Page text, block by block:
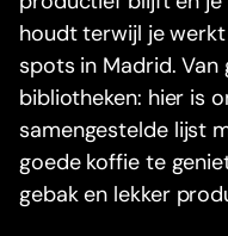
houdt terwijl je
spots in Madrid.
bibliotheken: hier is
samengestelde lijst
goede koffie te
gebak en lekker